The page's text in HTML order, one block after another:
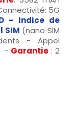
5G
- Indice de
SIM (nano‑SIM
- Appel
- Garantie : 2